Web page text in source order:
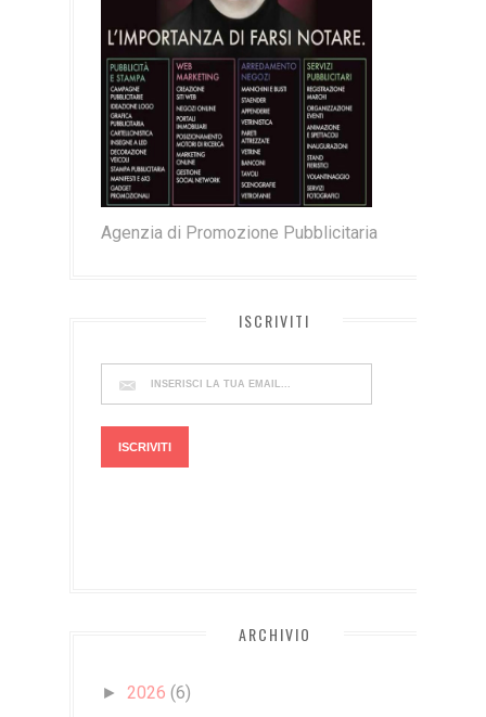
Agenzia di Promozione Pubblicitaria
ISCRIVITI
ARCHIVIO
► 2026 (6)